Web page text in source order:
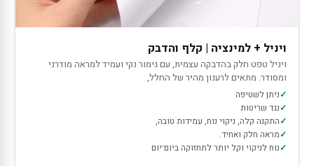
ויניל + למינציה | קלף והדבק
ויניל טפט חלק בהדבקה עצמית, עם גימור נקי ועמיד למראה מודרני
ומסודר. מתאים לרענון מהיר של החלל,
ניתן לשטיפה
נגד שריטות
התקנה קלה, ניקוי נוח, עמידות טובה,
מראה חלק ואחיד.
נוח לניקוי וקל יותר לתחזוקה ביום־יום